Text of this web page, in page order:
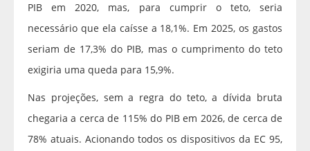
PIB em 2020, mas, para cumprir o teto, seria
necessário que ela caísse a 18,1%. Em 2025, os gastos
seriam de 17,3% do PIB, mas o cumprimento do teto
exigiria uma queda para 15,9%.
Nas projeções, sem a regra do teto, a dívida bruta
chegaria a cerca de 115% do PIB em 2026, de cerca de
78% atuais. Acionando todos os dispositivos da EC 95,